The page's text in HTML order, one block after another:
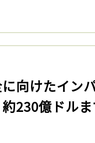
に向けたイン
230億ドル